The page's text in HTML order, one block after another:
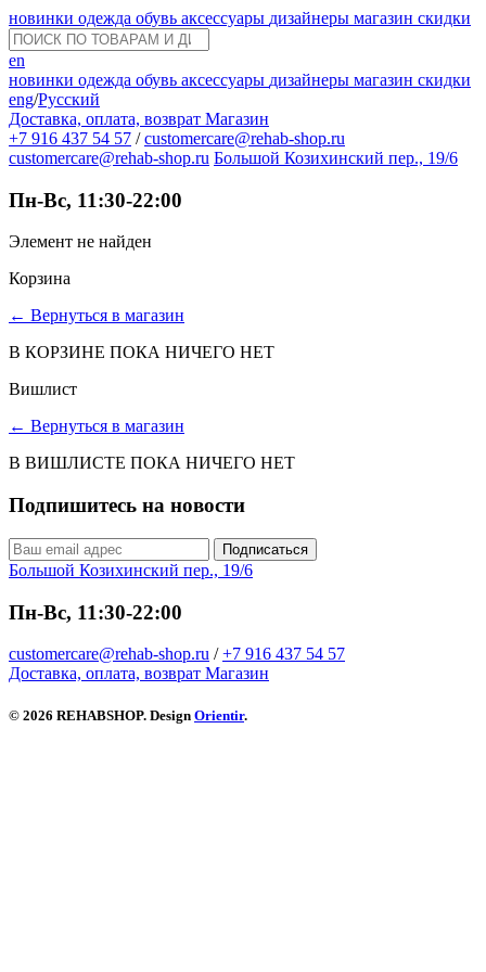
новинки одежда обувь аксессуары дизайнеры магазин скидки
en
новинки одежда обувь аксессуары дизайнеры магазин скидки
eng/Русский
Доставка, оплата, возврат Магазин
+7 916 437 54 57 / customercare@rehab-shop.ru
customercare@rehab-shop.ru Большой Козихинский пер., 19/6
Пн-Вс, 11:30-22:00
Элемент не найден
Корзина
← Вернуться в магазин
В КОРЗИНЕ ПОКА НИЧЕГО НЕТ
Вишлист
← Вернуться в магазин
В ВИШЛИСТЕ ПОКА НИЧЕГО НЕТ
Подпишитесь на новости
Подписаться
Большой Козихинский пер., 19/6
Пн-Вс, 11:30-22:00
customercare@rehab-shop.ru / +7 916 437 54 57
Доставка, оплата, возврат Магазин
© 2026 REHABSHOP. Design Orientir.